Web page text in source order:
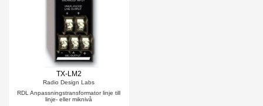
TX-LM2
Radio Design Labs
RDL Anpassningstransformator linje till
linje- eller miknivå